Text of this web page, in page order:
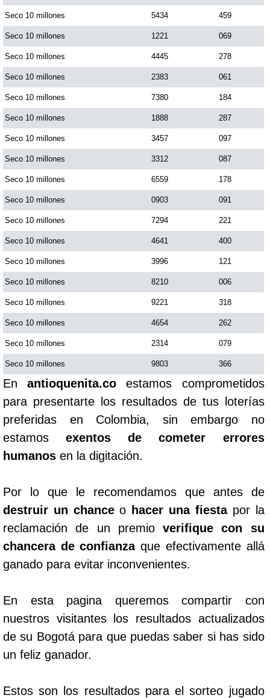
Seco 10 millones 5434 459
Seco 10 millones 1221 069
Seco 10 millones 4445 278
Seco 10 millones 2383 061
Seco 10 millones 7380 184
Seco 10 millones 1888 287
Seco 10 millones 3457 097
Seco 10 millones 3312 087
Seco 10 millones 6559 178
Seco 10 millones 0903 091
Seco 10 millones 7294 221
Seco 10 millones 4641 400
Seco 10 millones 3996 121
Seco 10 millones 8210 006
Seco 10 millones 9221 318
Seco 10 millones 4654 262
Seco 10 millones 2314 079
Seco 10 millones 9803 366
Enantioquenita.co estamos comprometidos
para presentarte los resultados de tus loterías
preferidas en Colombia, sin embargo no
estamosexentos de cometer errores
humanos en la digitación.
Por lo que le recomendamos que antes de
destruir un chanceo hacer una fiestapor la
reclamación de un premioverifique con su
chancera de confianzaque efectivamente allá
ganado para evitar inconvenientes.
En esta pagina queremos compartir con
nuestros visitantes los resultados actualizados
de su Bogotá para que puedas saber si has sido
un feliz ganador.
Estos son los resultados para el sorteo jugado